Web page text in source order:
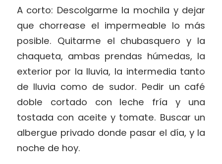
A corto: Descolgarme la mochila y dejar
que chorrease el impermeable lo más
posible. Quitarme el chubasquero y la
chaqueta, ambas prendas húmedas, la
exterior por la lluvia, la intermedia tanto
de lluvia como de sudor. Pedir un café
doble cortado con leche fría y una
tostada con aceite y tomate. Buscar un
albergue privado donde pasar el día, y la
noche de hoy.